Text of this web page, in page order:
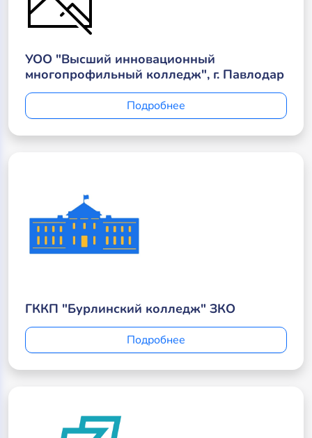
УОО "Высший инновационный
многопрофильный колледж", г. Павлодар
Подробнее
ГККП "Бурлинский колледж" ЗКО
Подробнее